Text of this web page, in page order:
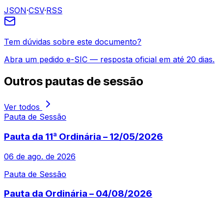
JSON·CSV·RSS
Tem dúvidas sobre este documento?
Abra um pedido e-SIC — resposta oficial em até 20 dias.
Outros pautas de sessão
Ver todos
Pauta de Sessão
Pauta da 11ª Ordinária – 12/05/2026
06 de ago. de 2026
Pauta de Sessão
Pauta da Ordinária – 04/08/2026